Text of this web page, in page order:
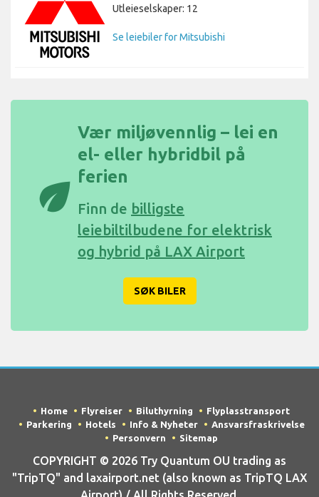
Utleieselskaper: 12
Se leiebiler for Mitsubishi
eco
Vær miljøvennlig – lei en
el- eller hybridbil på
ferien
Finn de billigste
leiebiltilbudene for elektrisk
og hybrid på LAX Airport
SØK BILER
Home Flyreiser Biluthyrning
Flyplasstransport
Parkering
Hotels Info & Nyheter
Ansvarsfraskrivelse
Personvern
Sitemap
COPYRIGHT © 2026 Try Quantum OU trading as
"TripTQ" and laxairport.net (also known as TripTQ LAX